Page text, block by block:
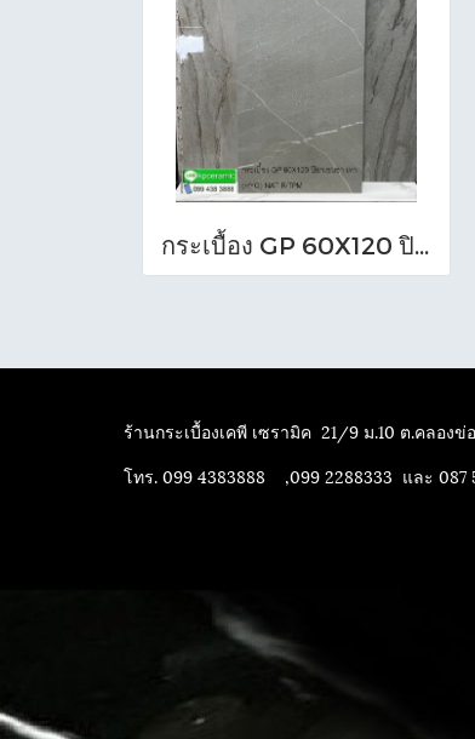
กระเบื้อง GP 60X120 ปิอาเซนซ่า เทา (HYG) NAT R/TPM
ร้านกระเบื้องเคพี เซรามิค 21/9 ม.10 ต.คลองข่
โทร. 099 4383888 ,099 2288333 และ